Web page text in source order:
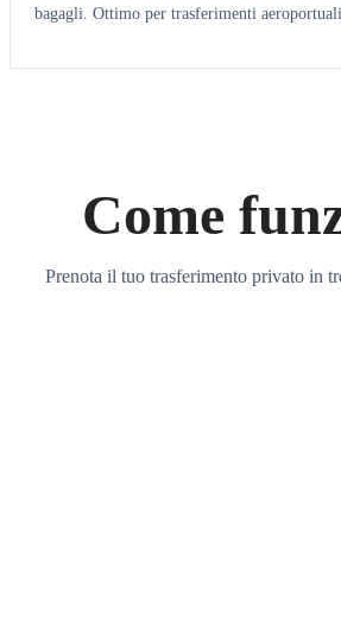
bagagli. Ottimo per trasferimenti aeroportuali.
Come
Prenota il tuo trasferimento privato in